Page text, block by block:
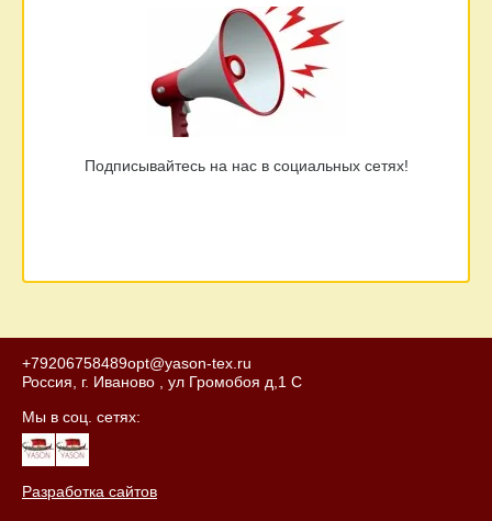
Подписывайтесь на нас в социальных сетях!
+79206758489opt@yason-tex.ru
Россия, г. Иваново , ул Громобоя д,1 С
Мы в соц. сетях:
Разработка сайтов